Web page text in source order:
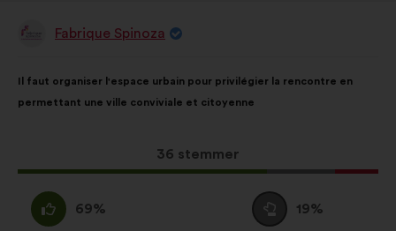
Fabrique Spinoza
indhold:
Il faut organiser l'espace urbain pour privilégier la rencontre en
permettant une ville conviviale et citoyenne
Dette
forslag
36 stemmer
følgende
fordeling:
Enig
:
69%
Neutral
:
19%